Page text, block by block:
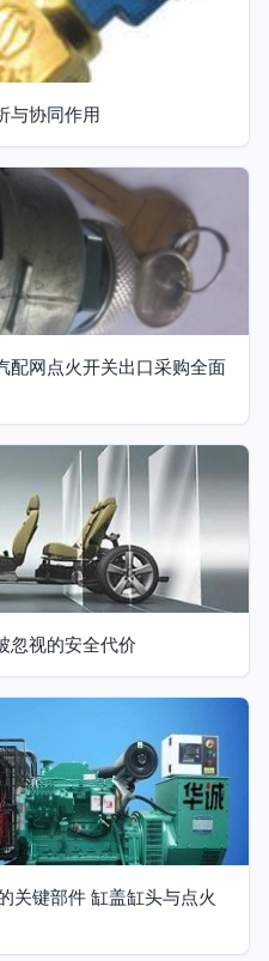
与协同作用
网点火开关出口采购全面
忽视的安全代价
关键部件 缸盖缸头与点火